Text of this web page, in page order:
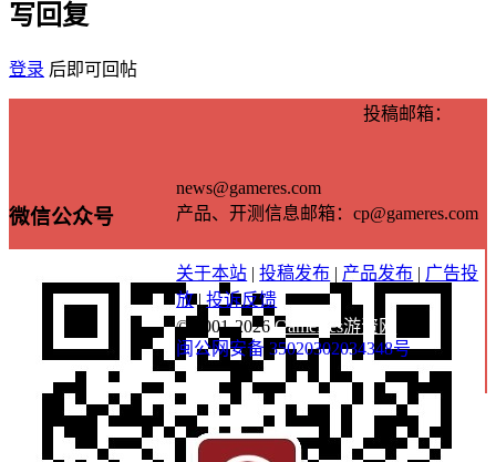
写回复
登录 后即可回帖
微信公众号
投稿邮箱：
news@gameres.com
产品、开测信息邮箱：cp@gameres.com
关于本站 |投稿发布 | 产品发布 | 广告投
放|投诉反馈
© 2001-2026GameRes游资网
闽公网安备 35020302034348号